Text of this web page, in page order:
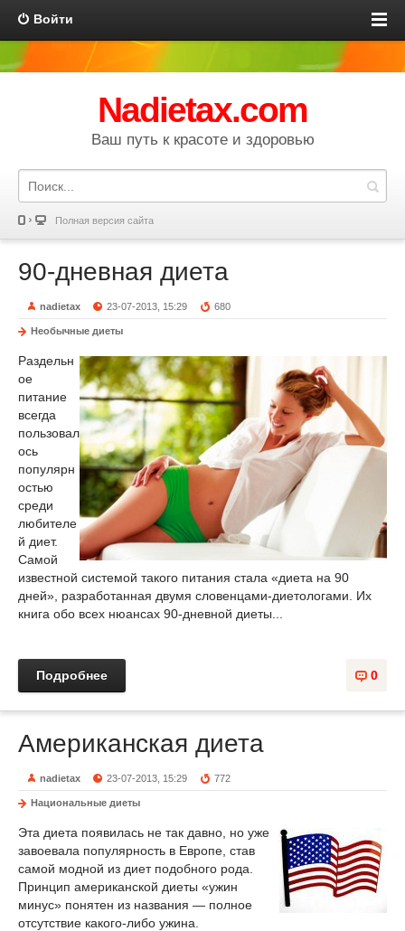
Войти
Nadietax.com
Ваш путь к красоте и здоровью
Полная версия сайта
90-дневная диета
nadietax 23-07-2013, 15:29 680
Необычные диеты
Раздельн
ое
питание
всегда
пользовал
ось
популярн
остью
среди
любителе
й диет.
Самой
известной системой такого питания стала «диета на 90
дней», разработанная двумя словенцами-диетологами. Их
книга обо всех нюансах 90-дневной диеты...
0
Подробнее
Американская диета
nadietax 23-07-2013, 15:29 772
Национальные диеты
Эта диета появилась не так давно, но уже
завоевала популярность в Европе, став
самой модной из диет подобного рода.
Принцип американской диеты «ужин
минус» понятен из названия — полное
отсутствие какого-либо ужина.